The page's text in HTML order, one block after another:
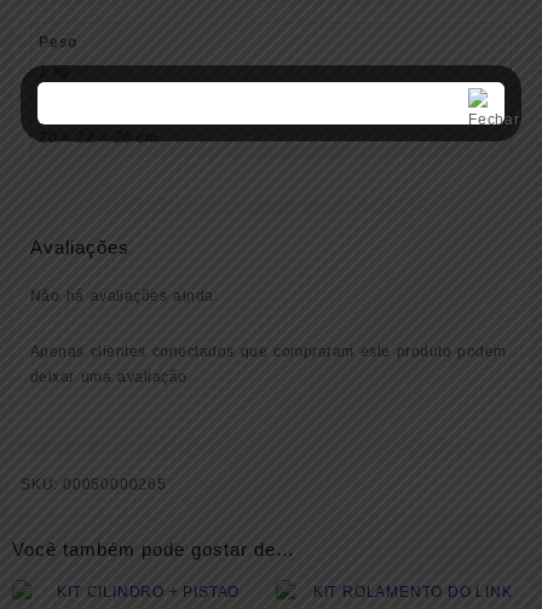
Peso
1 kg
Avaliações
Não há avaliações ainda.
Apenas clientes conectados que compraram este produto podem
deixar uma avaliação.
SKU: 00050000265
Você também pode gostar de…